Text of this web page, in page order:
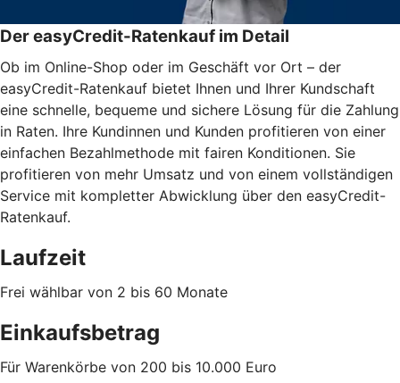
Der easyCredit-Ratenkauf im Detail
Ob im Online-Shop oder im Geschäft vor Ort – der
easyCredit-Ratenkauf bietet Ihnen und Ihrer Kundschaft
eine schnelle, bequeme und sichere Lösung für die Zahlung
in Raten. Ihre Kundinnen und Kunden profitieren von einer
einfachen Bezahlmethode mit fairen Konditionen. Sie
profitieren von mehr Umsatz und von einem vollständigen
Service mit kompletter Abwicklung über den easyCredit-
Ratenkauf.
Laufzeit
Frei wählbar von 2 bis 60 Monate
Einkaufsbetrag
Für Warenkörbe von 200 bis 10.000 Euro